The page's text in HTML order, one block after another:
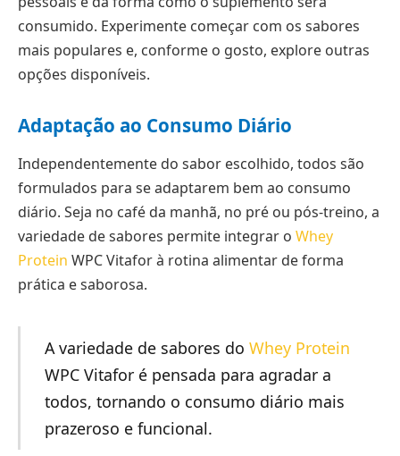
consumido. Experimente começar com os sabores
mais populares e, conforme o gosto, explore outras
opções disponíveis.
Adaptação ao Consumo Diário
Independentemente do sabor escolhido, todos são
formulados para se adaptarem bem ao consumo
diário. Seja no café da manhã, no pré ou pós-treino, a
variedade de sabores permite integrar o Whey
Protein WPC Vitafor à rotina alimentar de forma
prática e saborosa.
A variedade de sabores do Whey Protein
WPC Vitafor é pensada para agradar a
todos, tornando o consumo diário mais
prazeroso e funcional.